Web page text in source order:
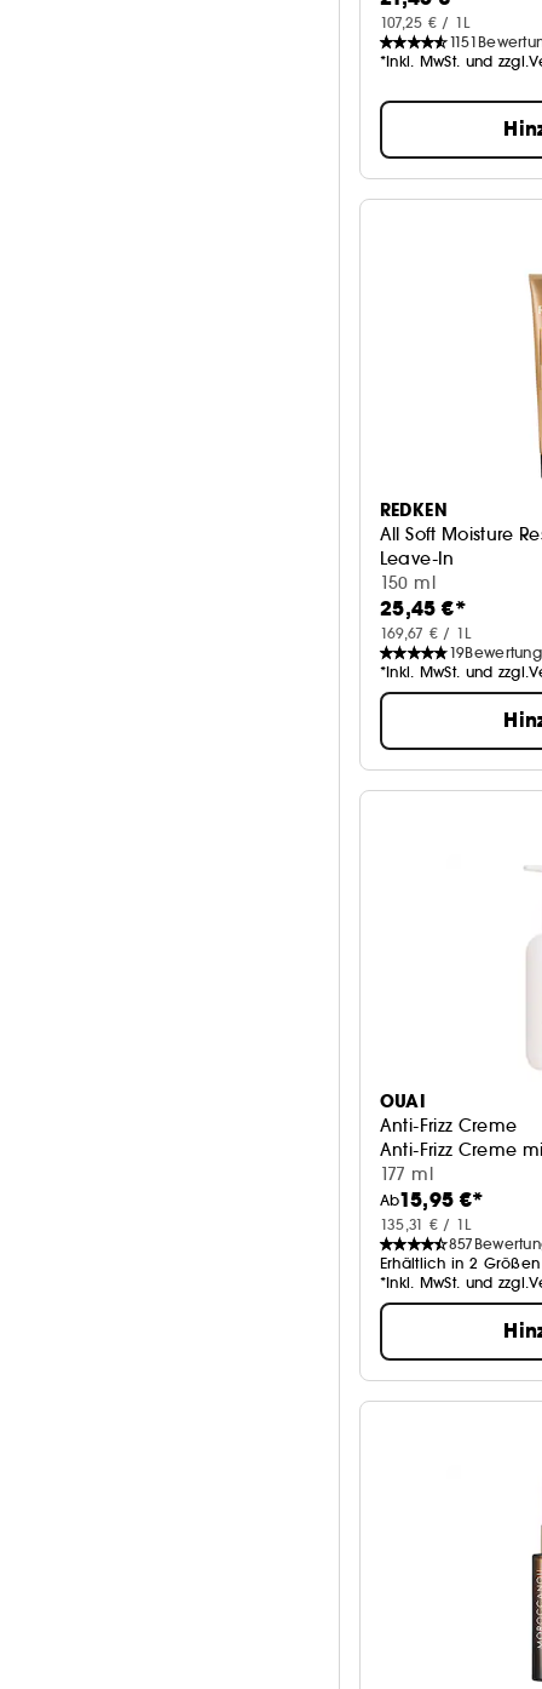
107,25 € / 1L
1151
*Inkl. MwSt. und
REDKEN
All Soft Moisture
Leave-In
150 ml
25,45 €*
169,67 € / 1L
19
*Inkl. MwSt. und
OUAI
Anti-Frizz Creme
Anti-Frizz Creme
177 ml
Ab15,95 €*
135,31 € / 1L
857
Erhältlich in 2 Größen
*Inkl. MwSt. und